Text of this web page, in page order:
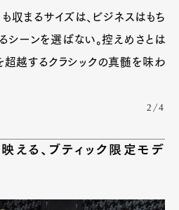
収まるサイズは、ビジネスはもち
シーンを選ばない。控えめさとは
越するクラシックの真髄を味わ
2/4
える、ブティック限定モデ